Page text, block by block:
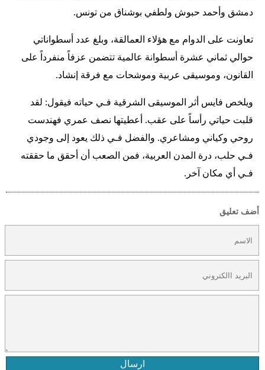
دمشق وأحمد حبوش ولطفي بوشناق من تونس.
تعاونت على الدوام مع هؤلاء العمالقة، وبلغ عدد أسطواناتي
حوالي ثماني عشرة أسطوانة عالمية تتضمن عزفاً منفرداً على
القانون، وموسيقى عربية وموشحات مع فرقة إنشاد.
ويلخص فايس أثر الموسيقى الشرقية فـي حياته فيقول: لقد
قلبت حياتي رأساً على عقب. أعطيتها نصف عمري فهندست
روحي وكياني ومشاعري. والفضل فـي ذلك يعود إلى وجودي
فـي حلب، درة المدن العربية، فمن الصعب أن أحقق ما حققته
فـي أي مكان آخر.
أضف تعليق
ارسال